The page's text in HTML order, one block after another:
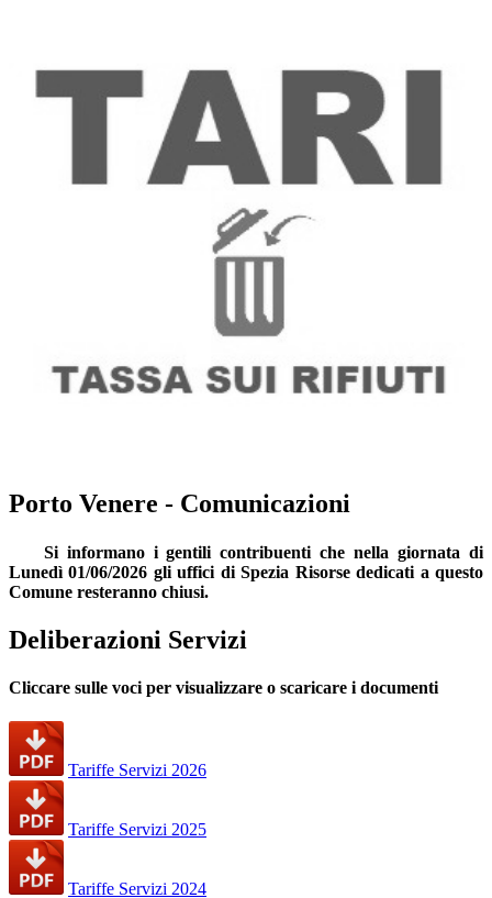
Porto Venere - Comunicazioni
Si informano i gentili contribuenti che nella giornata di
Lunedì 01/06/2026 gli uffici di Spezia Risorse dedicati a questo
Comune resteranno chiusi.
Deliberazioni Servizi
Cliccare sulle voci per visualizzare o scaricare i documenti
Tariffe Servizi 2026
Tariffe Servizi 2025
Tariffe Servizi 2024